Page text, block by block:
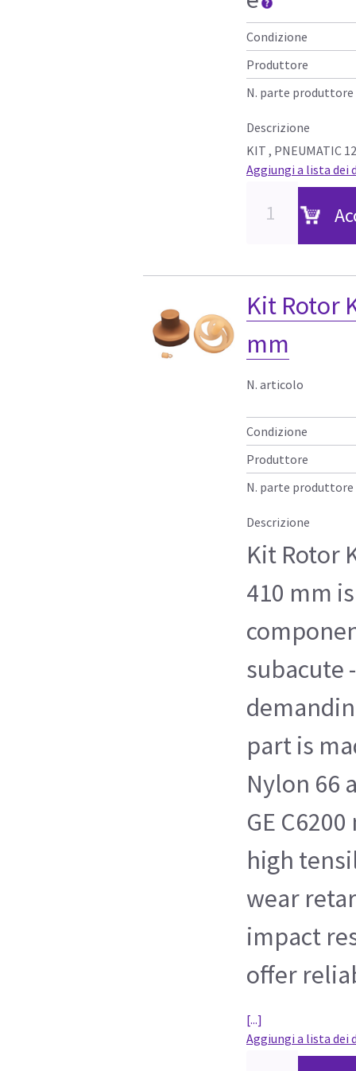
Condizione
Produttore
N. parte produttore
Descrizione
KIT , PNEUMATIC
Aggiungi a lista dei
Kit Rotor
mm
N. articolo
Condizione
Produttore
N. parte produttore
Descrizione
Kit Rotor
410 mm
subacute
part is
Nylon 66
GE
high
wear
impact
offer
[...]
Aggiungi a lista dei